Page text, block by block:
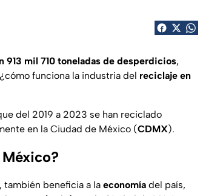
913 mil 710 toneladas de desperdicios,
funciona la industria del reciclaje en
del 2019 a 2023 se han reciclado
en la Ciudad de México (CDMX).
, también beneficia a la economía del país,